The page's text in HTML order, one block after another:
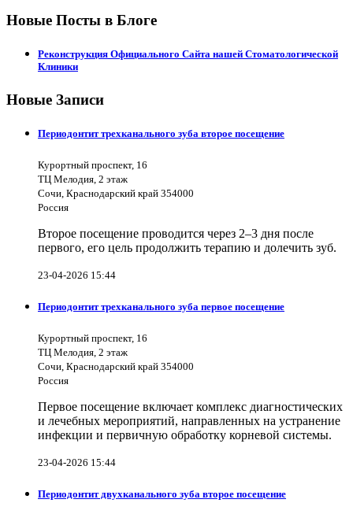
Новые Посты в Блоге
Реконструкция Официального Сайта нашей Стоматологической
Клиники
Новые Записи
Периодонтит трехканального зуба второе посещение
Курортный проспект, 16
ТЦ Мелодия, 2 этаж
Сочи, Краснодарский край 354000
Россия
Второе посещение проводится через 2–3 дня после
первого, его цель продолжить терапию и долечить зуб.
23-04-2026 15:44
Периодонтит трехканального зуба первое посещение
Курортный проспект, 16
ТЦ Мелодия, 2 этаж
Сочи, Краснодарский край 354000
Россия
Первое посещение включает комплекс диагностических
и лечебных мероприятий, направленных на устранение
инфекции и первичную обработку корневой системы.
23-04-2026 15:44
Периодонтит двухканального зуба второе посещение